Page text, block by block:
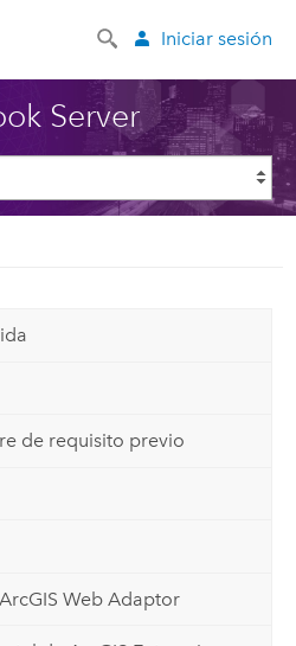
Iniciar sesión
Server
de requisito previo
Web Adaptor